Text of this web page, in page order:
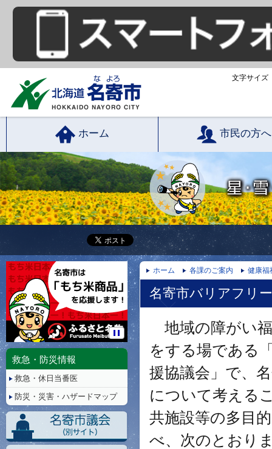
文字サイズ
ホーム 市民の方へ
ホーム 各課のご案内 健康福
名寄市バリアフリ
地域の障がい
をする場である
援協議会」で、
について考える
共施設等の多目
べ、次のとおり
停
救急・防災情報
救急・休日当番医
防災・災害・ハザードマップ